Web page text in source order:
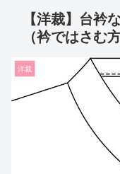
【洋裁】台衿
（衿ではさむ
洋裁